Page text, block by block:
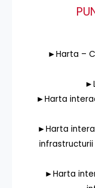
►Harta –
►Harta
►Harta
►Harta